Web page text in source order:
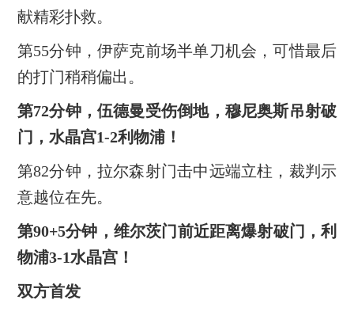
献精彩扑救。
第55分钟，伊萨克前场半单刀机会，可惜最后
的打门稍稍偏出。
第72分钟，伍德曼受伤倒地，穆尼奥斯吊射破
门，水晶宫1-2利物浦！
第82分钟，拉尔森射门击中远端立柱，裁判示
意越位在先。
第90+5分钟，维尔茨门前近距离爆射破门，利
物浦3-1水晶宫！
双方首发